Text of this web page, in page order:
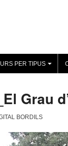
+
PER TIPUS
Grau
BORDILS